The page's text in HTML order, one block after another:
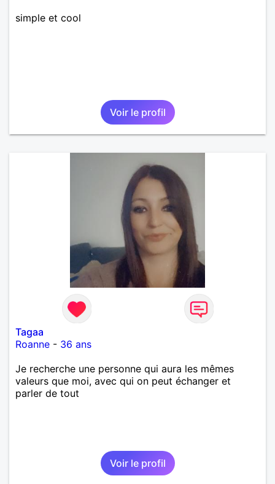
simple et cool
Voir le profil
Tagaa
Roanne - 36 ans
Je recherche une personne qui aura les mêmes
valeurs que moi, avec qui on peut échanger et
parler de tout
Voir le profil